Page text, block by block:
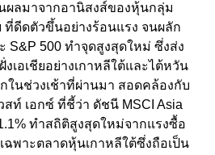
ผลมาจากอานิสงส์ของหุ้นกลุ่ม
ที่ดีดตัวขึ้นอย่างร้อนแรง จนผลัก
S&P 500 ทำจุดสูงสุดใหม่ ซึ่งส่ง
เอเชียอย่างเกาหลีใต้และไต้หวัน
ในช่วงเช้าที่ผ่านมา สอดคล้องกับ
ท์ เอกซ์ ที่ชี้ว่า ดัชนี MSCI Asia
ทำสถิติสูงสุดใหม่จากแรงซื้อ
ฉพาะตลาดหุ้นเกาหลีใต้ซึ่งถือเป็น